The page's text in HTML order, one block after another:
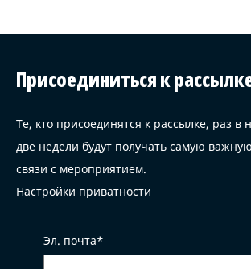
Присоединиться к
Те, кто присоединятся к рассылке, раз в
две недели будут получать самую
связи с мероприятием.
Настройки приватности
Эл. почта